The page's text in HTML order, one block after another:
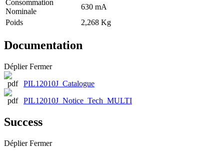
Consommation
Nominale
630 mA
Poids
2,268 Kg
Documentation
Déplier Fermer
PIL12010J_Catalogue
PIL12010J_Notice_Tech_MULTI
Success
Déplier Fermer